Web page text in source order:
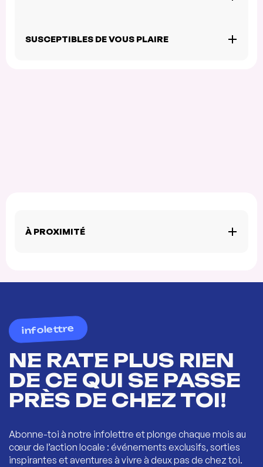
SUSCEPTIBLES DE VOUS PLAIRE
À PROXIMITÉ
infolettre
NE RATE PLUS RIEN
DE CE QUI SE PASSE
PRÈS DE CHEZ TOI!
Abonne-toi à notre infolettre et plonge chaque mois au
cœur de l’action locale : événements exclusifs, sorties
inspirantes et aventures à vivre à deux pas de chez toi.